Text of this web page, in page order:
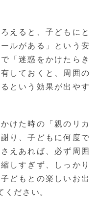
えると、子どもにと
ルがある」という安
「迷惑をかけたらき
しておくと、周囲の
という効果が出やす
けた時の「親のリカ
り、子どもに何度で
えあれば、必ず周囲
しすぎず、しっかり
どもとの楽しいお出
ください。